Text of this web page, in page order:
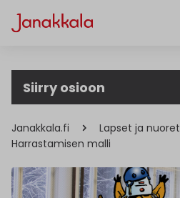
Siirry osioon
Janakkala.fi
Lapset ja nuoret
Harrastamisen malli